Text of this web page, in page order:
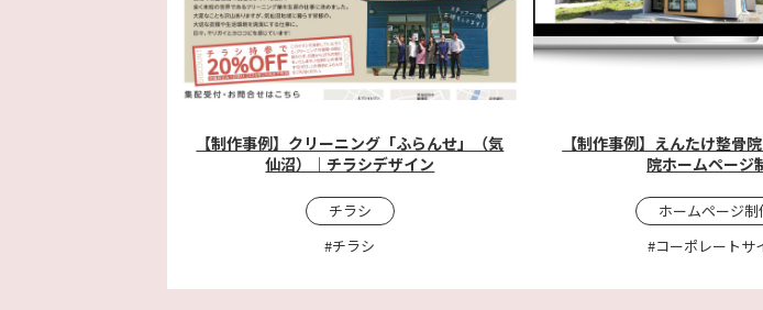
【制作事例】クリーニング「ふらんせ」（気
仙沼）｜チラシデザイン
チラシ
#チラシ
【制作事例】えんたけ整骨
院ホームページ
ホームページ制
#コーポレートサ